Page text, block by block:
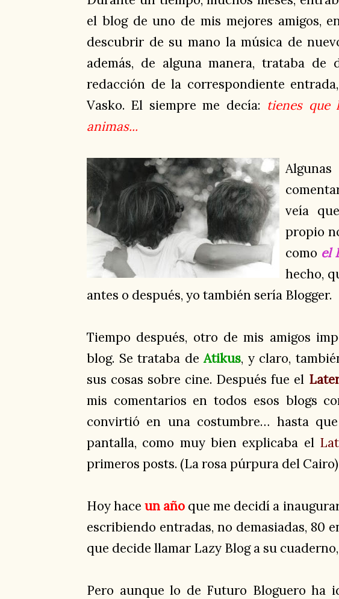
el blog de uno de mis mejores amigos,
descubrir de su mano la música de
además, de alguna manera, trataba
redacción de la correspondiente
Vasko. El siempre me decía: tienes que
animas...
veía
propio
como el
hecho,
antes o después, yo también sería Blogger.
Tiempo después, otro de mis amigos
blog. Se trataba deAtikus, y claro,
sus cosas sobre cine. Después fue el
mis comentarios en todos esos blogs
convirtió en una costumbre… hasta que
pantalla, como muy bien explicaba el
primeros posts. (La rosa púrpura del Cairo)
Hoy haceun año que me decidí a
escribiendo entradas, no demasiadas, 80
que decide llamar Lazy Blog a su
Pero aunque lo de Futuro Bloguero ha